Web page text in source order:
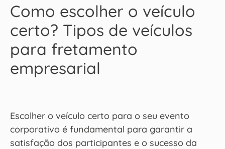
Como escolher o veículo
certo? Tipos de veículos
para fretamento
empresarial
Escolher o veículo certo para o seu evento
corporativo é fundamental para garantir a
satisfação dos participantes e o sucesso da